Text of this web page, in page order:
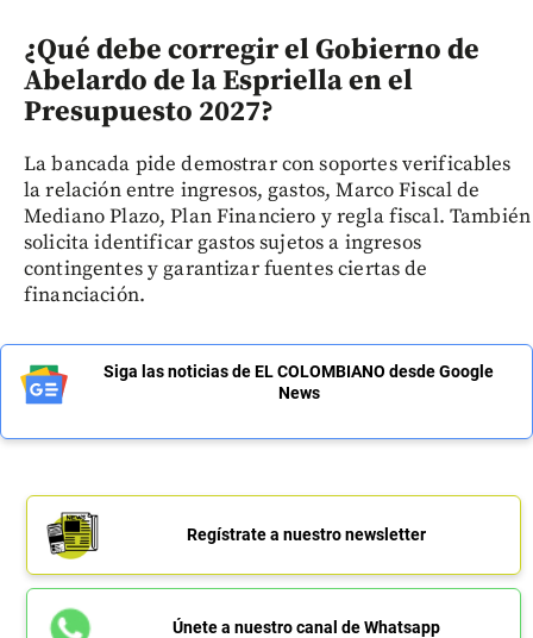
¿Qué debe corregir el Gobierno de
Abelardo de la Espriella en el
Presupuesto 2027?
La bancada pide demostrar con soportes verificables
la relación entre ingresos, gastos, Marco Fiscal de
Mediano Plazo, Plan Financiero y regla fiscal. También
solicita identificar gastos sujetos a ingresos
contingentes y garantizar fuentes ciertas de
financiación.
Siga las noticias de EL COLOMBIANO desde Google
News
Regístrate a nuestro newsletter
Únete a nuestro canal de Whatsapp